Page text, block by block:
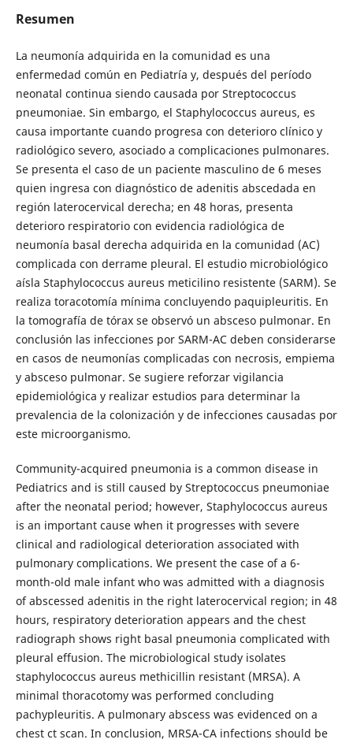
Resumen
La neumonía adquirida en la comunidad es una
enfermedad común en Pediatría y, después del período
neonatal continua siendo causada por Streptococcus
pneumoniae. Sin embargo, el Staphylococcus aureus, es
causa importante cuando progresa con deterioro clínico y
radiológico severo, asociado a complicaciones pulmonares.
Se presenta el caso de un paciente masculino de 6 meses
quien ingresa con diagnóstico de adenitis abscedada en
región laterocervical derecha; en 48 horas, presenta
deterioro respiratorio con evidencia radiológica de
neumonía basal derecha adquirida en la comunidad (AC)
complicada con derrame pleural. El estudio microbiológico
aísla Staphylococcus aureus meticilino resistente (SARM). Se
realiza toracotomía mínima concluyendo paquipleuritis. En
la tomografía de tórax se observó un absceso pulmonar. En
conclusión las infecciones por SARM-AC deben considerarse
en casos de neumonías complicadas con necrosis, empiema
y absceso pulmonar. Se sugiere reforzar vigilancia
epidemiológica y realizar estudios para determinar la
prevalencia de la colonización y de infecciones causadas por
este microorganismo.
Community-acquired pneumonia is a common disease in
Pediatrics and is still caused by Streptococcus pneumoniae
after the neonatal period; however, Staphylococcus aureus
is an important cause when it progresses with severe
clinical and radiological deterioration associated with
pulmonary complications. We present the case of a 6-
month-old male infant who was admitted with a diagnosis
of abscessed adenitis in the right laterocervical region; in 48
hours, respiratory deterioration appears and the chest
radiograph shows right basal pneumonia complicated with
pleural effusion. The microbiological study isolates
staphylococcus aureus methicillin resistant (MRSA). A
minimal thoracotomy was performed concluding
pachypleuritis. A pulmonary abscess was evidenced on a
chest ct scan. In conclusion, MRSA-CA infections should be